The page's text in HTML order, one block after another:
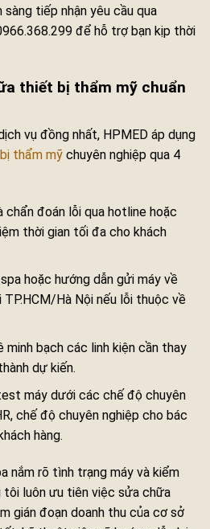
tiếp nhận yêu cầu qua
để hỗ trợ bạn kịp thời
thiết bị thẩm mỹ chuẩn
vụ đồng nhất, HPMED áp dụng
thẩm mỹ chuyên nghiệp qua 4
chẩn đoán lỗi qua hotline hoặc
thời gian tối đa cho khách
hoặc hướng dẫn gửi máy về
Hà Nội nếu lỗi thuộc về
bạch các linh kiện cần thay
dự kiến.
máy dưới các chế độ chuyên
chế độ chuyên nghiệp cho bác
hàng.
nắm rõ tình trạng máy và kiểm
luôn ưu tiên việc sửa chữa
gián đoạn doanh thu của cơ sở